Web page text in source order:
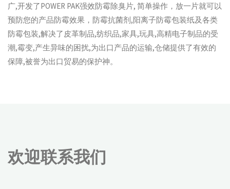
广,开发了POWER PAK强效防霉除臭片, 简单操作，放一片就可以
预防您的产品防霉效果，防霉抗菌剂,阳离子防霉包装纸及各类
防霉包装,解决了皮革制品,纺织品,家具,玩具,高精电子制品的受
潮,霉变,产生异味的困扰,为出口产品的运输,仓储提供了有效的
保障,被誉为出口贸易的保护神。
欢迎联系我们